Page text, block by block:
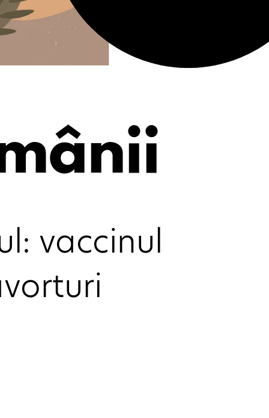
vaccinul